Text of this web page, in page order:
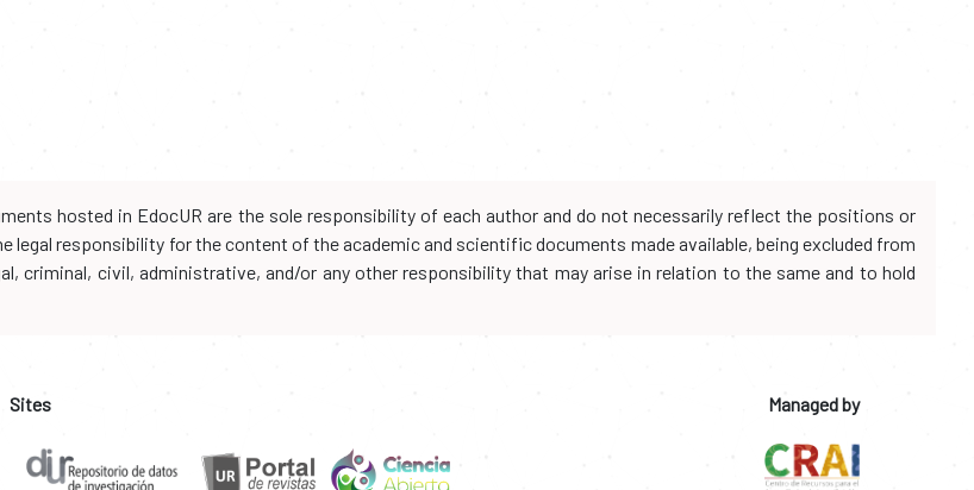
hosted in EdocUR are the sole responsibility of each author and do not necessarily reflect the positions or
responsibility for the content of the academic and scientific documents made available, being excluded from
criminal, civil, administrative, and/or any other responsibility that may arise in relation to the same and to hold
Sites Managed by